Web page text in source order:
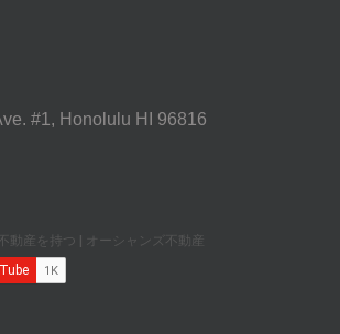
#1, Honolulu HI 96816